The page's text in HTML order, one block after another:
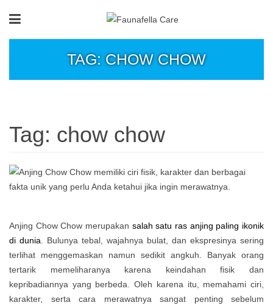
TAG: CHOW CHOW
Tag: chow chow
Anjing Chow Chow merupakan salah satu ras anjing paling ikonik
di dunia . Bulunya tebal, wajahnya bulat, dan ekspresinya sering
terlihat menggemaskan namun sedikit angkuh. Banyak orang
tertarik memeliharanya karena keindahan fisik dan
kepribadiannya yang berbeda. Oleh karena itu, memahami ciri,
karakter, serta cara merawatnya sangat penting sebelum